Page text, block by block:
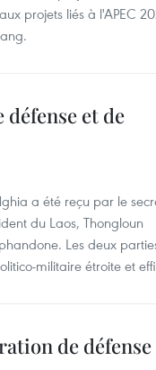
projets liés à l'APEC
et de
a été reçu par le
du Laos, Thongloun
Les deux
militaire étroite et
de